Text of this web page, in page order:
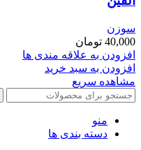
سوزن
40,000 تومان
افزودن به علاقه مندی ها
افزودن به سبد خرید
مشاهده سریع
منو
دسته بندی ها